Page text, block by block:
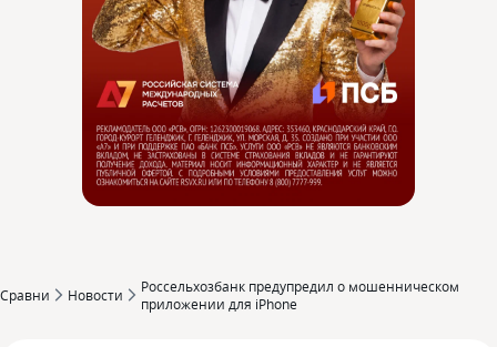
Сравни Новости
Россельхозбанк предупредил о мошенническом
приложении для iPhone